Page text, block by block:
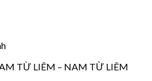
TỪ LIÊM – NAM TỪ LIÊM